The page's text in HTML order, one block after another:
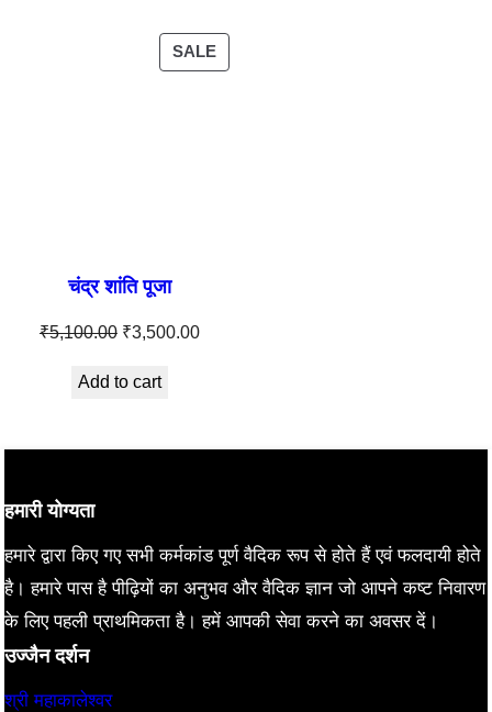
SALEPRODUCT
चंद्र शांति पूजा
₹5,100.00 Original
was:
₹3,500.00Current
Add to cart
हमारी योग्यता
हमारे द्वारा किए गए सभी कर्मकांड पूर्ण वैदिक रूप से होते हैं एवं फलदायी होते
है। हमारे पास है पीढ़ियों का अनुभव और वैदिक ज्ञान जो आपने कष्ट निवारण
के लिए पहली प्राथमिकता है। हमें आपकी सेवा करने का अवसर दें।
उज्जैन दर्शन
श्री महाकालेश्वर